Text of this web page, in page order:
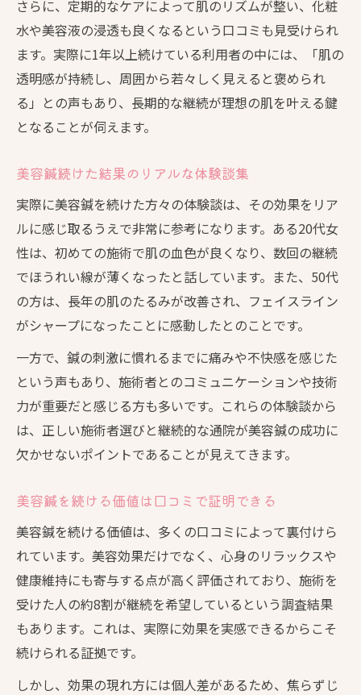
さらに、定期的なケアによって肌のリズムが整い、化粧
水や美容液の浸透も良くなるという口コミも見受けられ
ます。実際に1年以上続けている利用者の中には、「肌の
透明感が持続し、周囲から若々しく見えると褒められ
る」との声もあり、長期的な継続が理想の肌を叶える鍵
となることが伺えます。
美容鍼続けた結果のリアルな体験談集
実際に美容鍼を続けた方々の体験談は、その効果をリア
ルに感じ取るうえで非常に参考になります。ある20代女
性は、初めての施術で肌の血色が良くなり、数回の継続
でほうれい線が薄くなったと話しています。また、50代
の方は、長年の肌のたるみが改善され、フェイスライン
がシャープになったことに感動したとのことです。
一方で、鍼の刺激に慣れるまでに痛みや不快感を感じた
という声もあり、施術者とのコミュニケーションや技術
力が重要だと感じる方も多いです。これらの体験談から
は、正しい施術者選びと継続的な通院が美容鍼の成功に
欠かせないポイントであることが見えてきます。
美容鍼を続ける価値は口コミで証明できる
美容鍼を続ける価値は、多くの口コミによって裏付けら
れています。美容効果だけでなく、心身のリラックスや
健康維持にも寄与する点が高く評価されており、施術を
受けた人の約8割が継続を希望しているという調査結果
もあります。これは、実際に効果を実感できるからこそ
続けられる証拠です。
しかし、効果の現れ方には個人差があるため、焦らずじ